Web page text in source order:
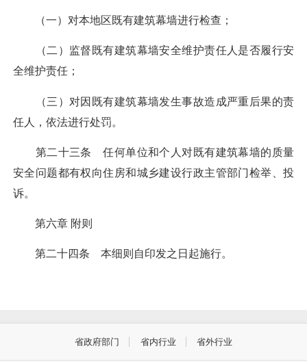
（一）对本地区既有建筑幕墙进行检查；
（二）监督既有建筑幕墙安全维护责任人是否履行安
全维护责任；
（三）对因既有建筑幕墙发生事故造成严重后果的责
任人，依法进行处罚。
第二十三条 任何单位和个人对既有建筑幕墙的质量
安全问题都有权向住房和城乡建设行政主管部门检举、投
诉。
第六章 附则
第二十四条 本细则自印发之日起施行。
省政府部门 省内行业 省外行业